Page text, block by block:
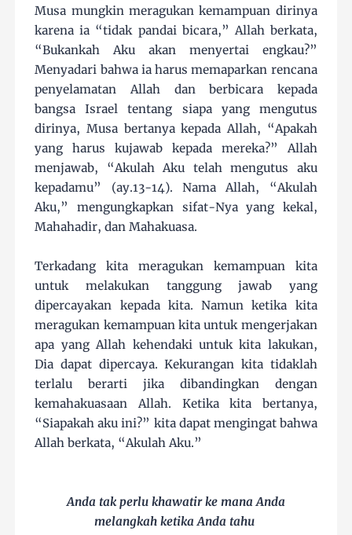
Musa mungkin meragukan kemampuan dirinya
karena ia “tidak pandai bicara,” Allah berkata,
“Bukankah Aku akan menyertai engkau?”
Menyadari bahwa ia harus memaparkan rencana
penyelamatan Allah dan berbicara kepada
bangsa Israel tentang siapa yang mengutus
dirinya, Musa bertanya kepada Allah, “Apakah
yang harus kujawab kepada mereka?” Allah
menjawab, “Akulah Aku telah mengutus aku
kepadamu” (ay.13-14). Nama Allah, “Akulah
Aku,” mengungkapkan sifat-Nya yang kekal,
Mahahadir, dan Mahakuasa.
Terkadang kita meragukan kemampuan kita
untuk melakukan tanggung jawab yang
dipercayakan kepada kita. Namun ketika kita
meragukan kemampuan kita untuk mengerjakan
apa yang Allah kehendaki untuk kita lakukan,
Dia dapat dipercaya. Kekurangan kita tidaklah
terlalu berarti jika dibandingkan dengan
kemahakuasaan Allah. Ketika kita bertanya,
“Siapakah aku ini?” kita dapat mengingat bahwa
Allah berkata, “Akulah Aku.”
Anda tak perlu khawatir ke mana Anda
melangkah ketika Anda tahu